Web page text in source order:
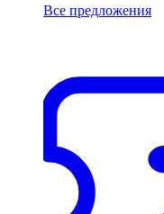
Все предложения